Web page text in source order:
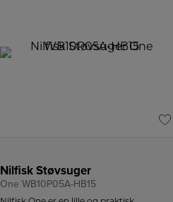
Nilfisk Støvsuger
One WB10P05A-HB15